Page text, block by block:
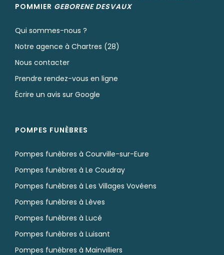
POMMIER GEBORENE DESVAUX
Qui sommes-nous ?
Notre agence à Chartres (28)
Nous contacter
Prendre rendez-vous en ligne
Écrire un avis sur Google
POMPES FUNÈBRES
Pompes funèbres à Courville-sur-Eure
Pompes funèbres à Le Coudray
Pompes funèbres à Les Villages Vovéens
Pompes funèbres à Lèves
Pompes funèbres à Lucé
Pompes funèbres à Luisant
Pompes funèbres à Mainvilliers